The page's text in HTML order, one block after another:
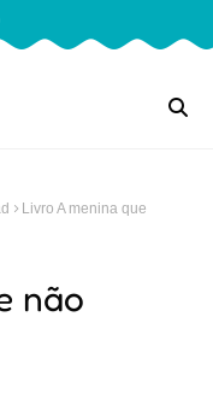
Livro A menina que
não